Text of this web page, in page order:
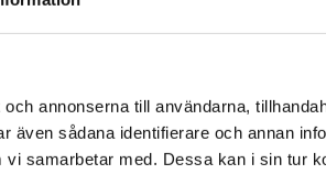
annonserna till användarna,
sådana identifierare och annan
samarbetar med. Dessa kan i sin tur
studentlitteratur.se via en
inte leveranser utanför
ett köp måste